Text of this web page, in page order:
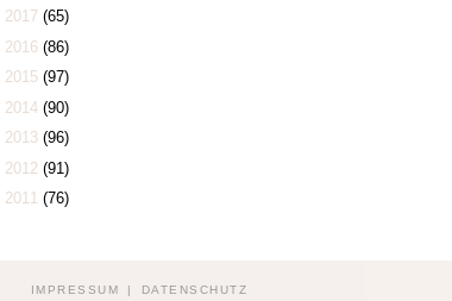
2017 (65)
2016 (86)
2015 (97)
2014 (90)
2013 (96)
2012 (91)
2011 (76)
IMPRESSUM | DATENSCHUTZ